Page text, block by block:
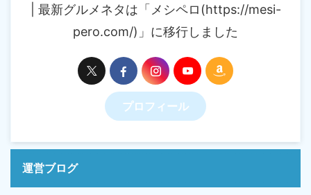
| 最新グルメネタは「メシペロ(https://mesi-
pero.com/)」に移行しました
プロフィール
運営ブログ